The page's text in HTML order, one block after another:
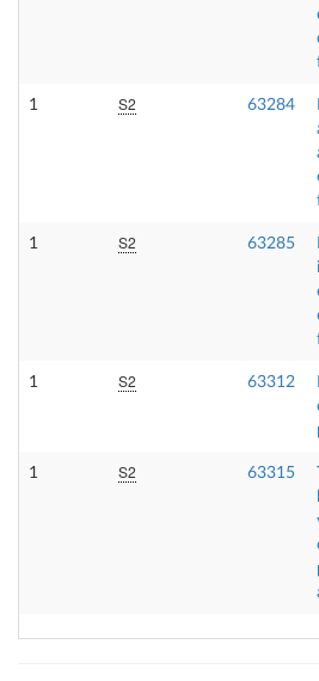
1 S2 63284
1 S2 63285
1 S2 63312
1 S2 63315